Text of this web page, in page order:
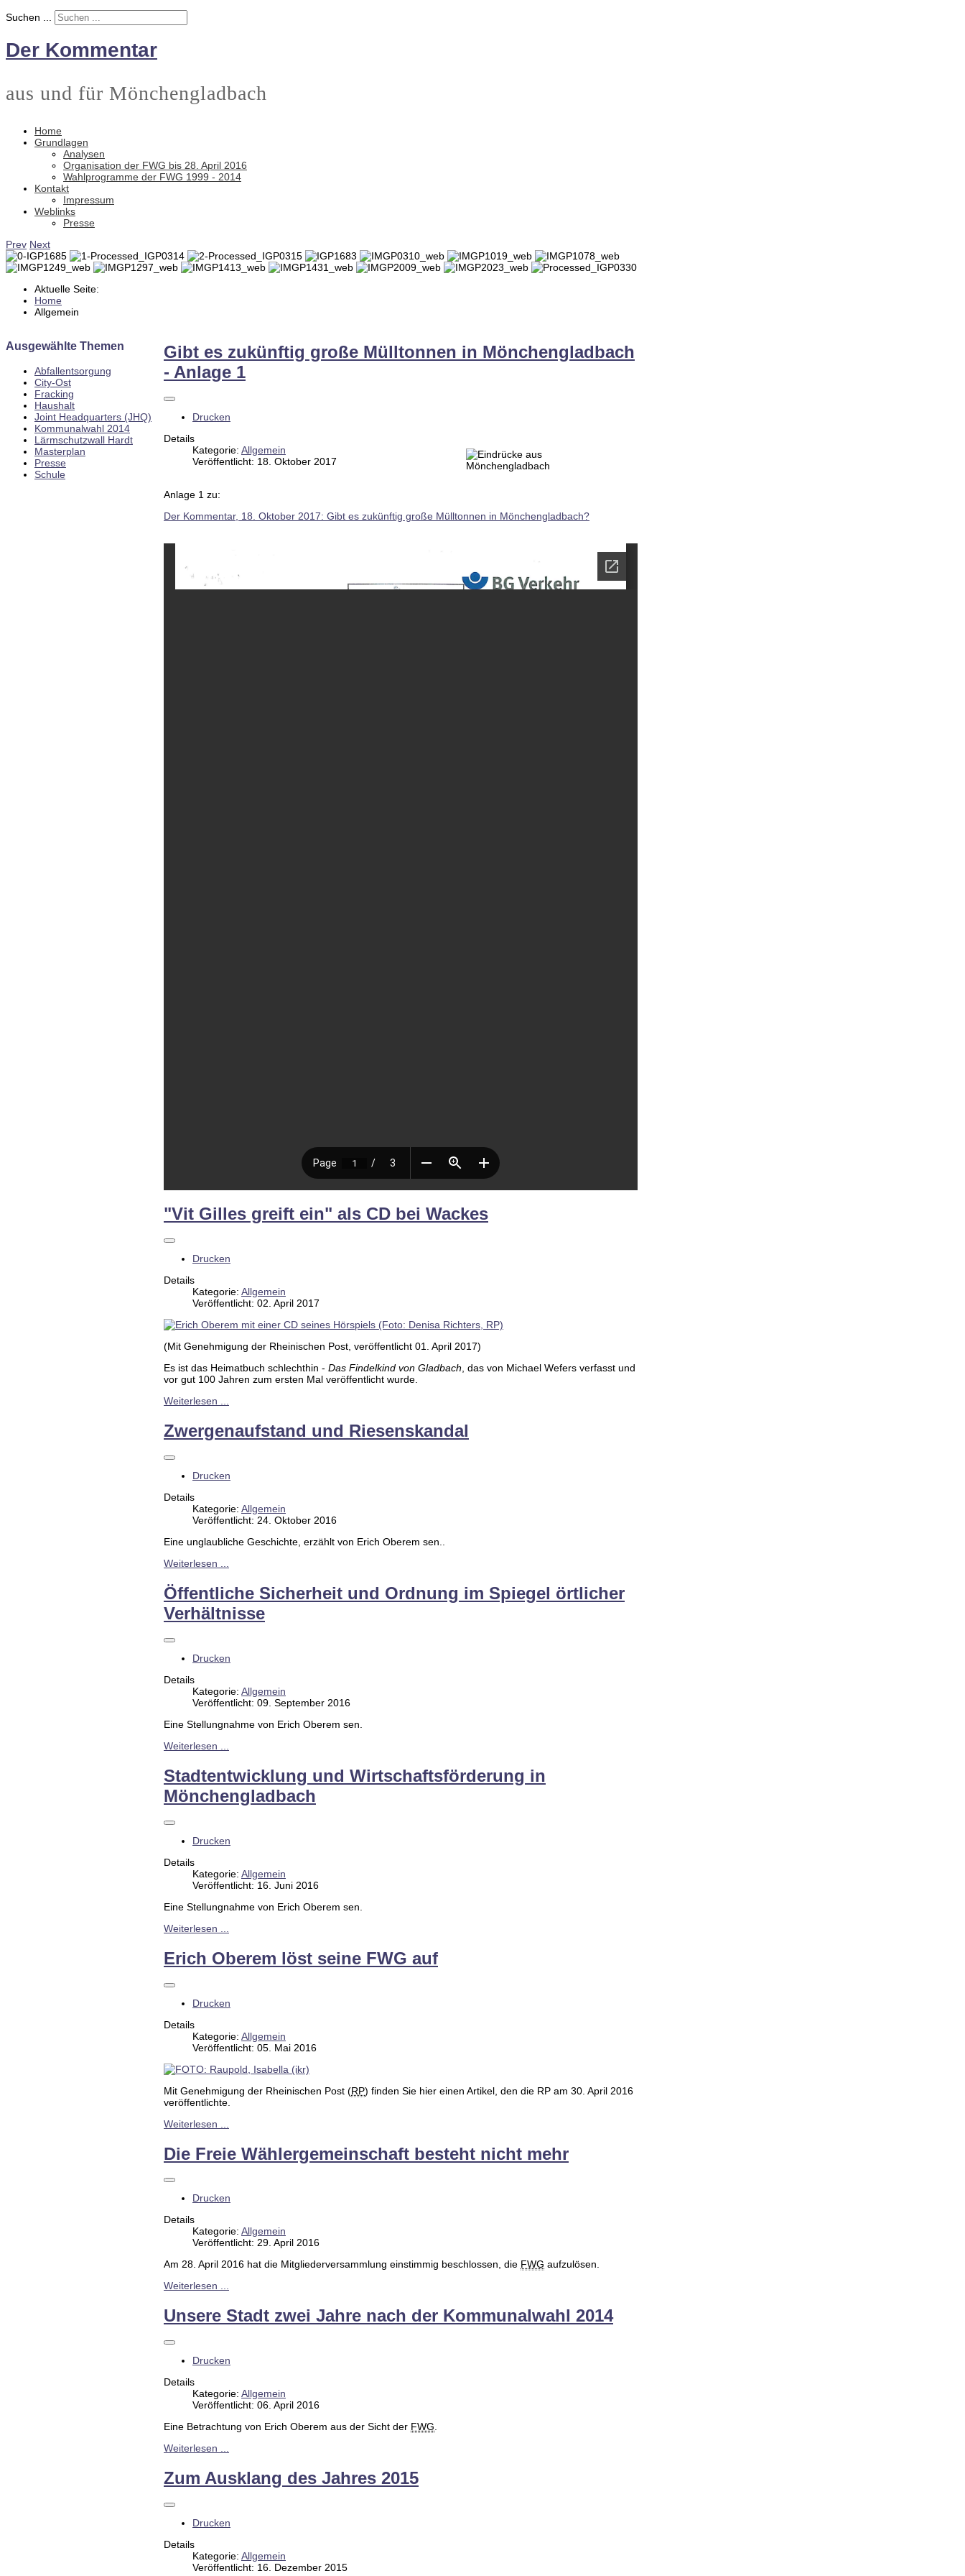
Suchen ...
Der Kommentar
aus und für Mönchengladbach
Home
Grundlagen
Analysen
Organisation der FWG bis 28. April 2016
Wahlprogramme der FWG 1999 - 2014
Kontakt
Impressum
Weblinks
Presse
Prev Next
Aktuelle Seite:
Home
Allgemein
Ausgewählte Themen
Abfallentsorgung
City-Ost
Fracking
Haushalt
Joint Headquarters (JHQ)
Kommunalwahl 2014
Lärmschutzwall Hardt
Masterplan
Presse
Schule
Gibt es zukünftig große Mülltonnen in Mönchengladbach
- Anlage 1
Drucken
Details
Kategorie: Allgemein
Veröffentlicht: 18. Oktober 2017
Anlage 1 zu:
Der Kommentar, 18. Oktober 2017: Gibt es zukünftig große Mülltonnen in Mönchengladbach?
"Vit Gilles greift ein" als CD bei Wackes
Drucken
Details
Kategorie: Allgemein
Veröffentlicht: 02. April 2017
(Mit Genehmigung der Rheinischen Post, veröffentlicht 01. April 2017)
Es ist das Heimatbuch schlechthin - Das Findelkind von Gladbach, das von Michael Wefers verfasst und
vor gut 100 Jahren zum ersten Mal veröffentlicht wurde.
Weiterlesen ...
Zwergenaufstand und Riesenskandal
Drucken
Details
Kategorie: Allgemein
Veröffentlicht: 24. Oktober 2016
Eine unglaubliche Geschichte, erzählt von Erich Oberem sen..
Weiterlesen ...
Öffentliche Sicherheit und Ordnung im Spiegel örtlicher
Verhältnisse
Drucken
Details
Kategorie: Allgemein
Veröffentlicht: 09. September 2016
Eine Stellungnahme von Erich Oberem sen.
Weiterlesen ...
Stadtentwicklung und Wirtschaftsförderung in
Mönchengladbach
Drucken
Details
Kategorie: Allgemein
Veröffentlicht: 16. Juni 2016
Eine Stellungnahme von Erich Oberem sen.
Weiterlesen ...
Erich Oberem löst seine FWG auf
Drucken
Details
Kategorie: Allgemein
Veröffentlicht: 05. Mai 2016
Mit Genehmigung der Rheinischen Post (RP) finden Sie hier einen Artikel, den die RP am 30. April 2016
veröffentlichte.
Weiterlesen ...
Die Freie Wählergemeinschaft besteht nicht mehr
Drucken
Details
Kategorie: Allgemein
Veröffentlicht: 29. April 2016
Am 28. April 2016 hat die Mitgliederversammlung einstimmig beschlossen, die FWG aufzulösen.
Weiterlesen ...
Unsere Stadt zwei Jahre nach der Kommunalwahl 2014
Drucken
Details
Kategorie: Allgemein
Veröffentlicht: 06. April 2016
Eine Betrachtung von Erich Oberem aus der Sicht der FWG.
Weiterlesen ...
Zum Ausklang des Jahres 2015
Drucken
Details
Kategorie: Allgemein
Veröffentlicht: 16. Dezember 2015